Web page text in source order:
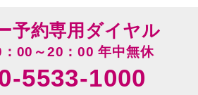
予約専用ダイヤル
00～20：00 年中無休
5533-1000